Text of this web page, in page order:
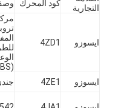
حولنا
التجارية
كود المحرك
ايسوزو 4ZD1
(UBS)
ايسوزو 4ZE1